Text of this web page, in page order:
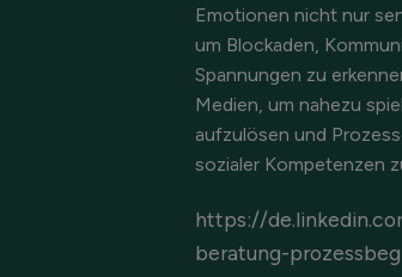
Emotionen nicht nur
um Blockaden,
Spannungen zu
Medien, um nahezu
aufzulösen und
sozialer Kompetenzen
https://
beratung-